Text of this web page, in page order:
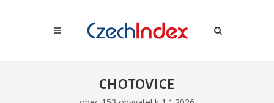
CHOTOVICE